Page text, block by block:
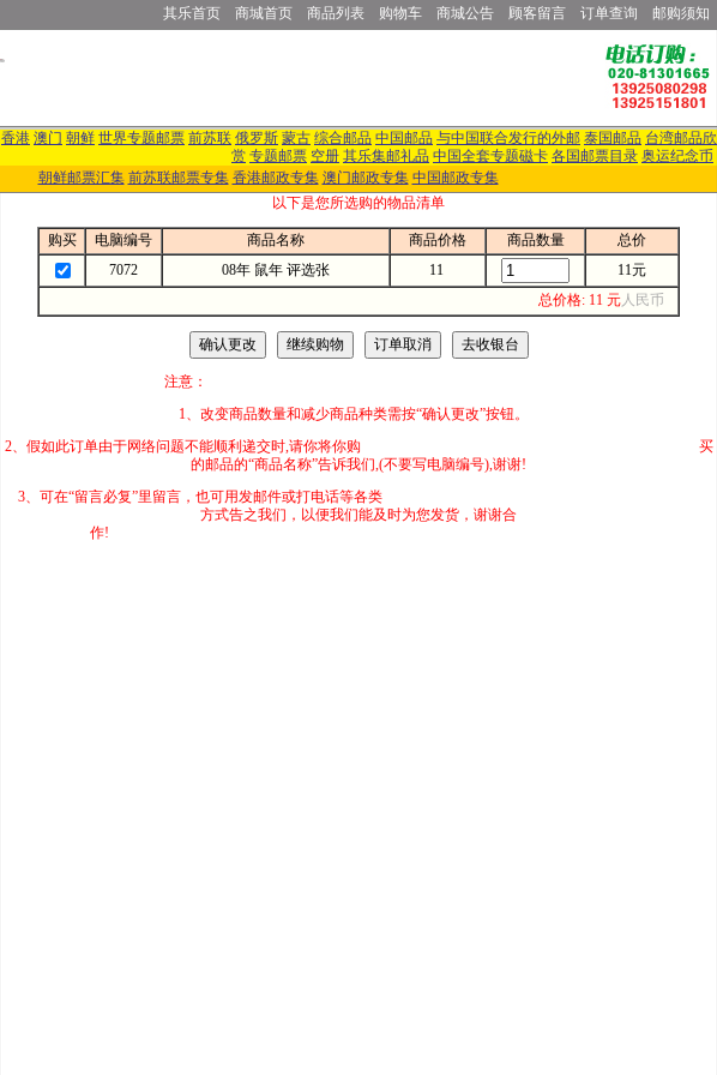
其乐首页 商城首页 商品列表 购物车 商城公告 顾客留言 订单查询 邮购须知
香港 澳门 朝鲜 世界专题邮票 前苏联 俄罗斯 蒙古 综合邮品 中国邮品 与中国联合发行的外邮 泰国邮品 台湾邮品欣
赏 专题邮票 空册 其乐集邮礼品 中国全套专题磁卡 各国邮票目录 奥运纪念币
朝鲜邮票汇集 前苏联邮票专集 香港邮政专集 澳门邮政专集 中国邮政专集
以下是您所选购的物品清单
购买 电脑编号 商品名称 商品价格 商品数量
总价
7072
08年 鼠年 评选张 11
11元
总价格: 11 元人民币
注意：
1、改变商品数量和减少商品种类需按“确认更改”按钮。
2、假如此订单由于网络问题不能顺利递交时,请你将你购 买
的邮品的“商品名称”告诉我们,(不要写电脑编号),谢谢!
3、可在“留言必复”里留言，也可用发邮件或打电话等各类
方式告之我们，以便我们能及时为您发货，谢谢合
作!